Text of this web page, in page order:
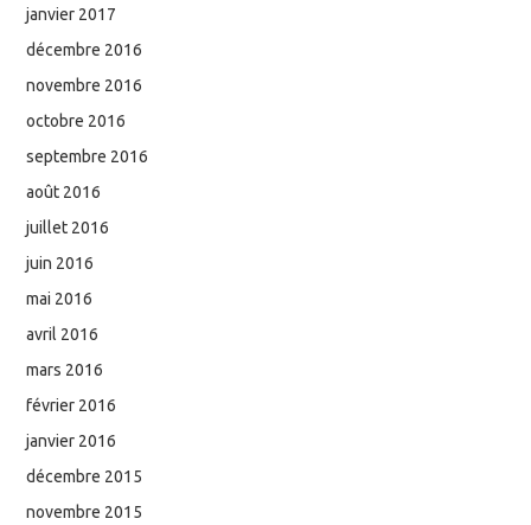
janvier 2017
décembre 2016
novembre 2016
octobre 2016
septembre 2016
août 2016
juillet 2016
juin 2016
mai 2016
avril 2016
mars 2016
février 2016
janvier 2016
décembre 2015
novembre 2015